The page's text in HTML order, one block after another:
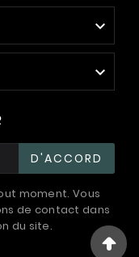


D'ACCORD
moment. Vous
de contact dans
du site.